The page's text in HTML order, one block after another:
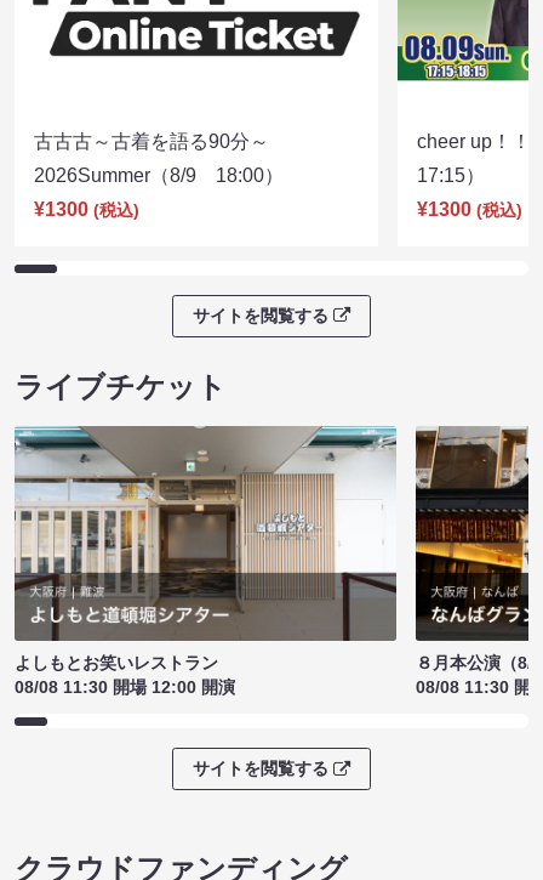
古古古～古着を語る90分～
2026Summer（8/9 18:00）
¥1300 (税込)
cheer up！
17:15）
¥1300 (税込)
サイトを閲覧する
ライブチケット
よしもとお笑いレストラン
08/08 11:30 開場 12:00 開演
８月本公演（8/
08/08 11:30 開
サイトを閲覧する
クラウドファンディング